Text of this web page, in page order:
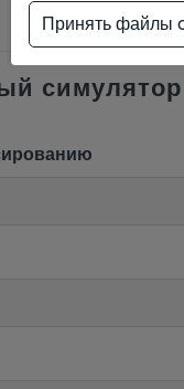
симулятор
Принять файлы